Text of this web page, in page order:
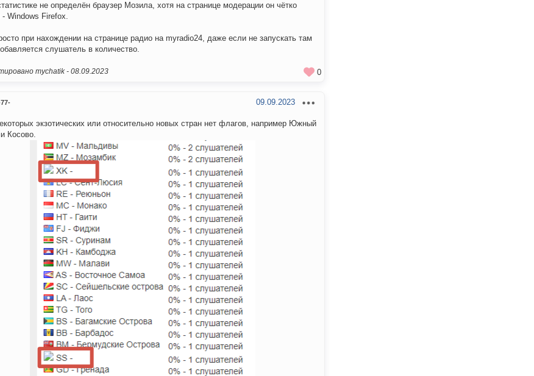
не определён браузер Мозила, хотя на странице модерации он чётко
- Windows Firefox.
при нахождении на странице радио на myradio24, даже если не запускать там
слушатель в количество.
mychatik - 08.09.2023 0
09.09.2023
экзотических или относительно новых стран нет флагов, например Южный
Косово.